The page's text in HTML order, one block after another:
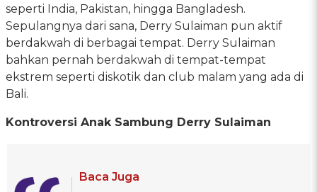
seperti India, Pakistan, hingga Bangladesh.
Sepulangnya dari sana, Derry Sulaiman pun aktif
berdakwah di berbagai tempat. Derry Sulaiman
bahkan pernah berdakwah di tempat-tempat
ekstrem seperti diskotik dan club malam yang ada di
Bali.
Kontroversi Anak Sambung Derry Sulaiman
Baca Juga